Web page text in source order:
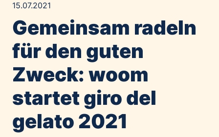
Alawyer
Amadeus Austrian Music Awards
Bolt
Constantia Flexibles
Costa Kreuzfahrten
Emirates
Expo 2025 Osaka
Financial Times
15.07.2021
Gemeinsam radeln
für den guten
Zweck: woom
startet giro del
gelato 2021